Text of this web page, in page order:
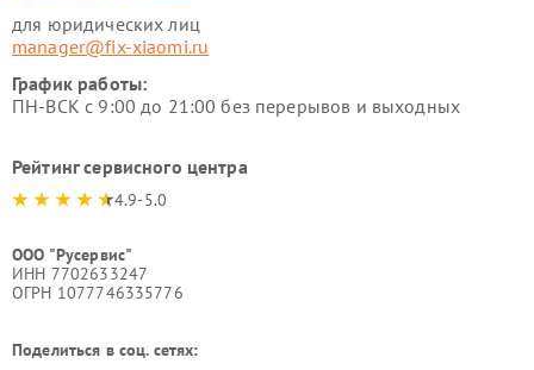
для юридических лиц
manager@fix-xiaomi.ru
График работы:
ПН-ВСК с 9:00 до 21:00 без перерывов и выходных
Рейтинг сервисного центра
4.9-5.0
ООО "Русервис"
ИНН 7702633247
ОГРН 1077746335776
Поделиться в соц. сетях: